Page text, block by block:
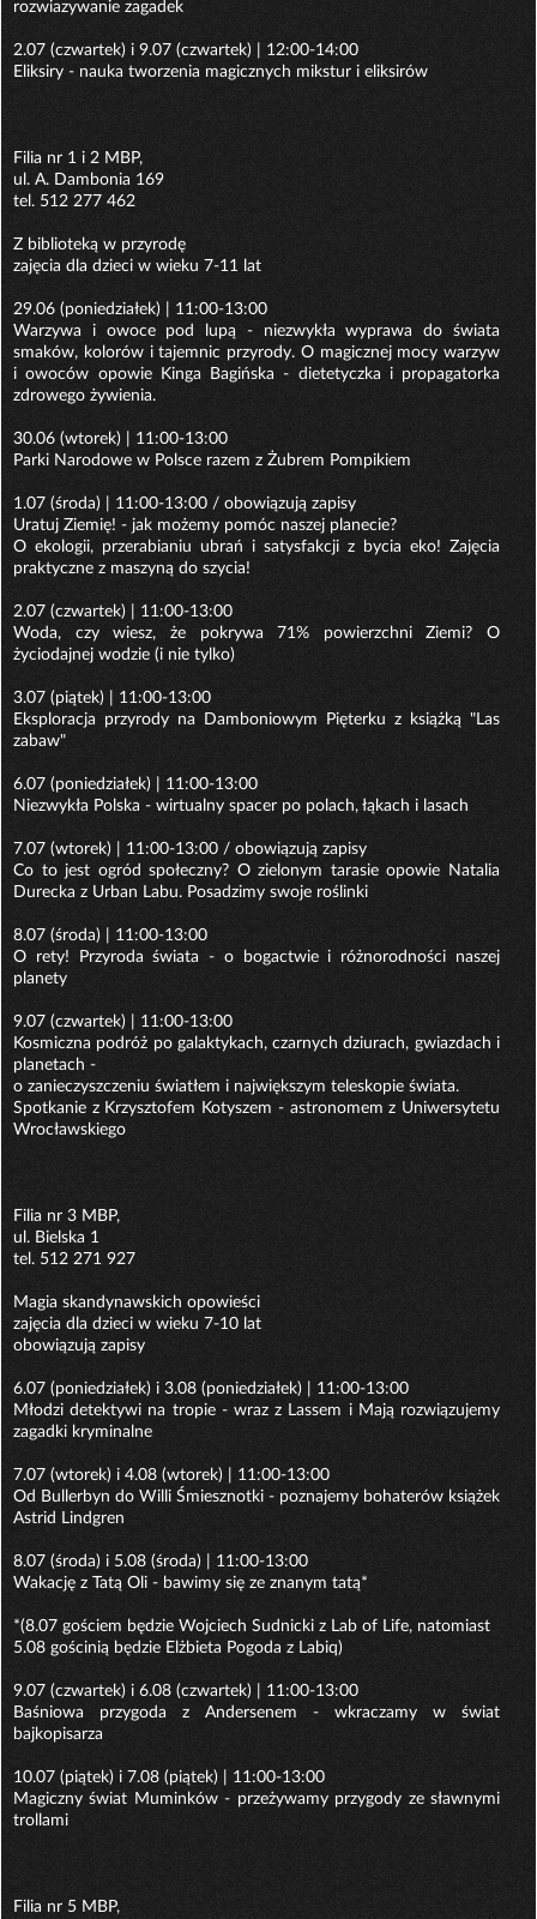
rozwiazywanie zagadek
2.07 (czwartek) i 9.07 (czwartek) | 12:00-14:00
Eliksiry - nauka tworzenia magicznych mikstur i eliksirów
Filia nr 1 i 2 MBP,
ul. A. Dambonia 169
tel. 512 277 462
Z biblioteką w przyrodę
zajęcia dla dzieci w wieku 7-11 lat
29.06 (poniedziałek) | 11:00-13:00
Warzywa i owoce pod lupą - niezwykła wyprawa do świata
smaków, kolorów i tajemnic przyrody. O magicznej mocy warzyw
i owoców opowie Kinga Bagińska - dietetyczka i propagatorka
zdrowego żywienia.
30.06 (wtorek) | 11:00-13:00
Parki Narodowe w Polsce razem z Żubrem Pompikiem
1.07 (środa) | 11:00-13:00 / obowiązują zapisy
Uratuj Ziemię! - jak możemy pomóc naszej planecie?
O ekologii, przerabianiu ubrań i satysfakcji z bycia eko! Zajęcia
praktyczne z maszyną do szycia!
2.07 (czwartek) | 11:00-13:00
Woda, czy wiesz, że pokrywa 71% powierzchni Ziemi? O
życiodajnej wodzie (i nie tylko)
3.07 (piątek) | 11:00-13:00
Eksploracja przyrody na Damboniowym Pięterku z książką "Las
zabaw"
6.07 (poniedziałek) | 11:00-13:00
Niezwykła Polska - wirtualny spacer po polach, łąkach i lasach
7.07 (wtorek) | 11:00-13:00 / obowiązują zapisy
Co to jest ogród społeczny? O zielonym tarasie opowie Natalia
Durecka z Urban Labu. Posadzimy swoje roślinki
8.07 (środa) | 11:00-13:00
O rety! Przyroda świata - o bogactwie i różnorodności naszej
planety
9.07 (czwartek) | 11:00-13:00
Kosmiczna podróż po galaktykach, czarnych dziurach, gwiazdach i
planetach -
o zanieczyszczeniu światłem i największym teleskopie świata.
Spotkanie z Krzysztofem Kotyszem - astronomem z Uniwersytetu
Wrocławskiego
Filia nr 3 MBP,
ul. Bielska 1
tel. 512 271 927
Magia skandynawskich opowieści
zajęcia dla dzieci w wieku 7-10 lat
obowiązują zapisy
6.07 (poniedziałek) i 3.08 (poniedziałek) | 11:00-13:00
Młodzi detektywi na tropie - wraz z Lassem i Mają rozwiązujemy
zagadki kryminalne
7.07 (wtorek) i 4.08 (wtorek) | 11:00-13:00
Od Bullerbyn do Willi Śmiesznotki - poznajemy bohaterów książek
Astrid Lindgren
8.07 (środa) i 5.08 (środa) | 11:00-13:00
Wakację z Tatą Oli - bawimy się ze znanym tatą*
*(8.07 gościem będzie Wojciech Sudnicki z Lab of Life, natomiast
5.08 gościnią będzie Elżbieta Pogoda z Labiq)
9.07 (czwartek) i 6.08 (czwartek) | 11:00-13:00
Baśniowa przygoda z Andersenem - wkraczamy w świat
bajkopisarza
10.07 (piątek) i 7.08 (piątek) | 11:00-13:00
Magiczny świat Muminków - przeżywamy przygody ze sławnymi
trollami
Filia nr 5 MBP,